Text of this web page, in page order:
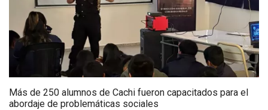
Más de 250 alumnos de Cachi fueron capacitados para el
abordaje de problemáticas sociales